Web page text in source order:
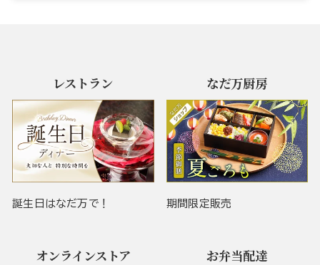
レストラン
誕生日はなだ万で！
なだ万厨房
期間限定販売
オンラインストア お弁当配達